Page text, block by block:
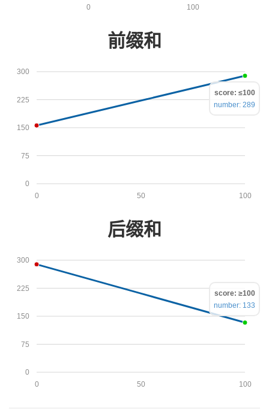
100
0
前缀和
0
75
150
225
300
100
50
0
score: ≤100
number: 289
后缀和
0
75
150
225
300
100
50
0
score: ≥100
number: 133